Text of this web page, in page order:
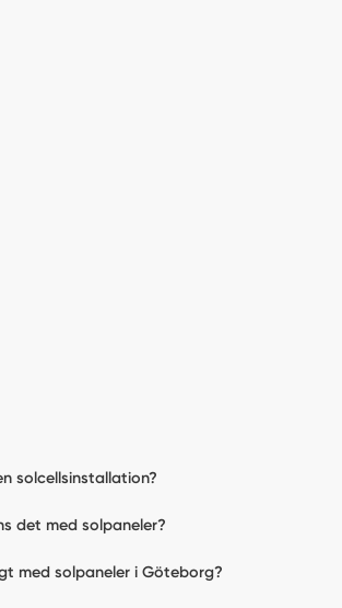
solcellsinstallation?
det med solpaneler?
med solpaneler i Göteborg?